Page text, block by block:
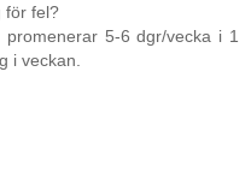
för fel?
5-6 dgr/vecka i 1
i veckan.